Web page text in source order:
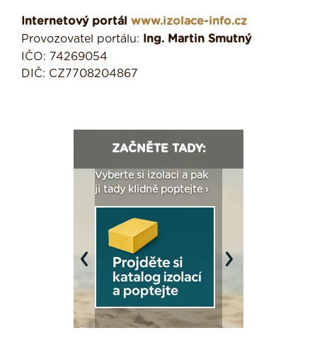
Internetový portál www.izolace-info.cz
Provozovatel portálu: Ing. Martin Smutný
IČO: 74269054
DIČ: CZ7708204867
ZAČNĚTE TADY:
Vyberte si izolaci a pak
ji tady klidně poptejte ›
Previous Next